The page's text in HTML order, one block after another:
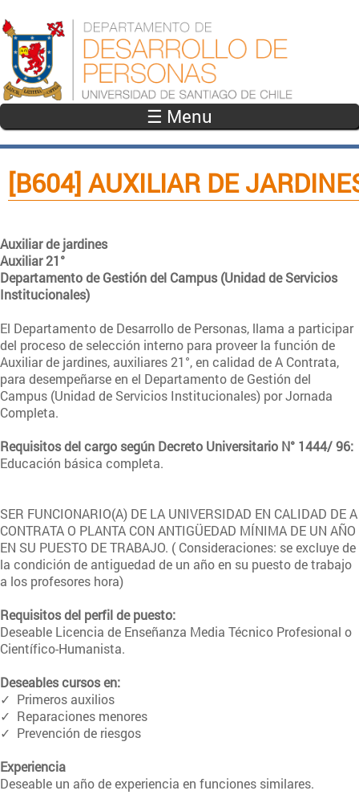
☰ Menu
[B604] AUXILIAR DE
Auxiliar de jardines
Auxiliar 21°
Departamento de Gestión del Campus (Unidad de Servicios
Institucionales)
El Departamento de Desarrollo de Personas, llama a participar
del proceso de selección interno para proveer la función de
Auxiliar de jardines, auxiliares 21°, en calidad de A Contrata,
para desempeñarse en el Departamento de Gestión del
Campus (Unidad de Servicios Institucionales) por Jornada
Completa.
Requisitos del cargo según Decreto Universitario N° 1444/ 96:
Educación básica completa.
SER FUNCIONARIO(A) DE LA UNIVERSIDAD EN CALIDAD DE A
CONTRATA O PLANTA CON ANTIGÜEDAD MÍNIMA DE UN AÑO
EN SU PUESTO DE TRABAJO. ( Consideraciones: se excluye de
la condición de antiguedad de un año en su puesto de trabajo
a los profesores hora)
Requisitos del perfil de puesto:
Deseable Licencia de Enseñanza Media Técnico Profesional o
Científico-Humanista.
Deseables cursos en:
✓ Primeros auxilios
✓ Reparaciones menores
✓ Prevención de riesgos
Experiencia
Deseable un año de experiencia en funciones similares.